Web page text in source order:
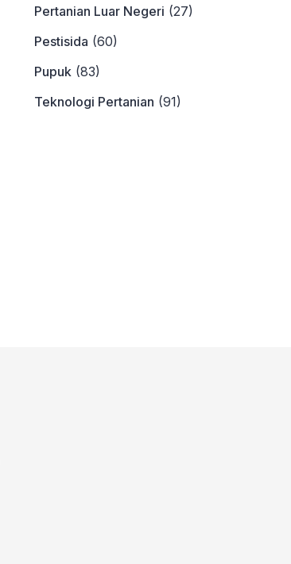
Pertanian Luar Negeri (27)
Pestisida (60)
Pupuk(83)
Teknologi Pertanian (91)